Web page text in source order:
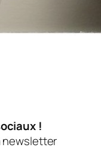
!
newsletter